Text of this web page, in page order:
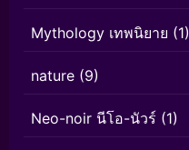
Mythology เทพนิยาย (1)
nature (9)
Neo-noir นีโอ-นัวร์ (1)